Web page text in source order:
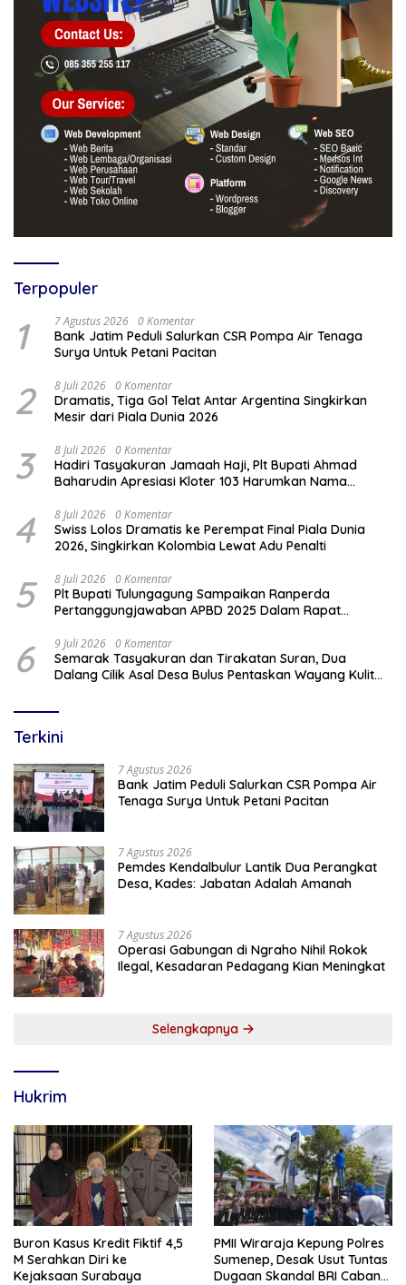
Terpopuler
1 7 Agustus 2026 0 Komentar
Bank Jatim Peduli Salurkan CSR Pompa Air Tenaga
Surya Untuk Petani Pacitan
2 8 Juli 2026 0 Komentar
Dramatis, Tiga Gol Telat Antar Argentina Singkirkan
Mesir dari Piala Dunia 2026
3 8 Juli 2026 0 Komentar
Hadiri Tasyakuran Jamaah Haji, Plt Bupati Ahmad
Baharudin Apresiasi Kloter 103 Harumkan Nama
4 8 Juli 2026 0 Komentar
Swiss Lolos Dramatis ke Perempat Final Piala Dunia
2026, Singkirkan Kolombia Lewat Adu Penalti
5 8 Juli 2026 0 Komentar
Plt Bupati Tulungagung Sampaikan Ranperda
Pertanggungjawaban APBD 2025 Dalam Rapat
6 9 Juli 2026 0 Komentar
Semarak Tasyakuran dan Tirakatan Suran, Dua
Dalang Cilik Asal Desa Bulus Pentaskan Wayang Kulit
Terkini
7 Agustus 2026
Bank Jatim Peduli Salurkan CSR Pompa Air
Tenaga Surya Untuk Petani Pacitan
7 Agustus 2026
Pemdes Kendalbulur Lantik Dua Perangkat
Desa, Kades: Jabatan Adalah Amanah
7 Agustus 2026
Operasi Gabungan di Ngraho Nihil Rokok
Ilegal, Kesadaran Pedagang Kian Meningkat
Selengkapnya
Hukrim
Buron Kasus Kredit Fiktif 4,5
M Serahkan Diri ke
Kejaksaan Surabaya
PMII Wiraraja Kepung Polres
Sumenep, Desak Usut Tuntas
Dugaan Skandal BRI Cabang